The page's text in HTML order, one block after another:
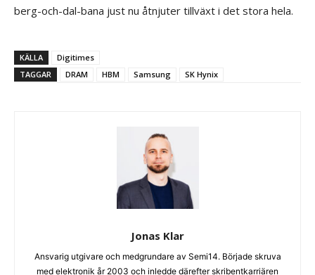
berg-och-dal-bana just nu åtnjuter tillväxt i det stora hela.
KÄLLA
Digitimes
TAGGAR
DRAM HBM Samsung SK Hynix
Jonas Klar
Ansvarig utgivare och medgrundare av Semi14. Började skruva
med elektronik år 2003 och inledde därefter skribentkarriären